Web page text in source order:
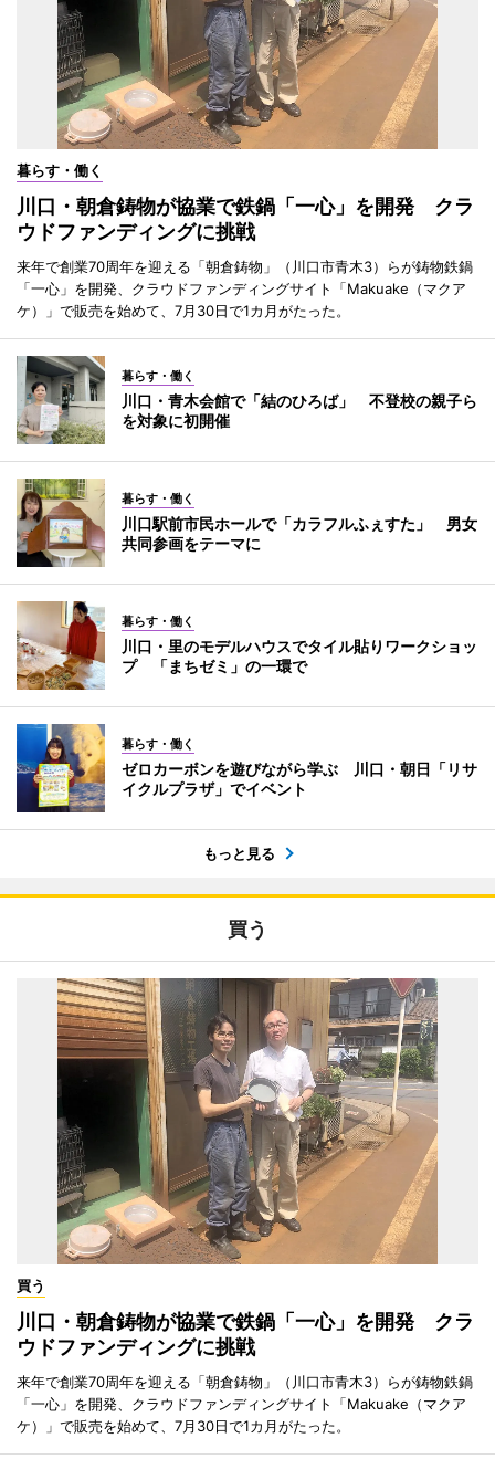
暮らす・働く
川口・朝倉鋳物が協業で鉄鍋「一心」を開発 クラ
ウドファンディングに挑戦
来年で創業70周年を迎える「朝倉鋳物」（川口市青木3）らが鋳物鉄鍋
「一心」を開発、クラウドファンディングサイト「Makuake（マクア
ケ）」で販売を始めて、7月30日で1カ月がたった。
暮らす・働く
川口・青木会館で「結のひろば」 不登校の親子ら
を対象に初開催
暮らす・働く
川口駅前市民ホールで「カラフルふぇすた」 男女
共同参画をテーマに
暮らす・働く
川口・里のモデルハウスでタイル貼りワークショッ
プ 「まちゼミ」の一環で
暮らす・働く
ゼロカーボンを遊びながら学ぶ 川口・朝日「リサ
イクルプラザ」でイベント
もっと見る
買う
買う
川口・朝倉鋳物が協業で鉄鍋「一心」を開発 クラ
ウドファンディングに挑戦
来年で創業70周年を迎える「朝倉鋳物」（川口市青木3）らが鋳物鉄鍋
「一心」を開発、クラウドファンディングサイト「Makuake（マクア
ケ）」で販売を始めて、7月30日で1カ月がたった。